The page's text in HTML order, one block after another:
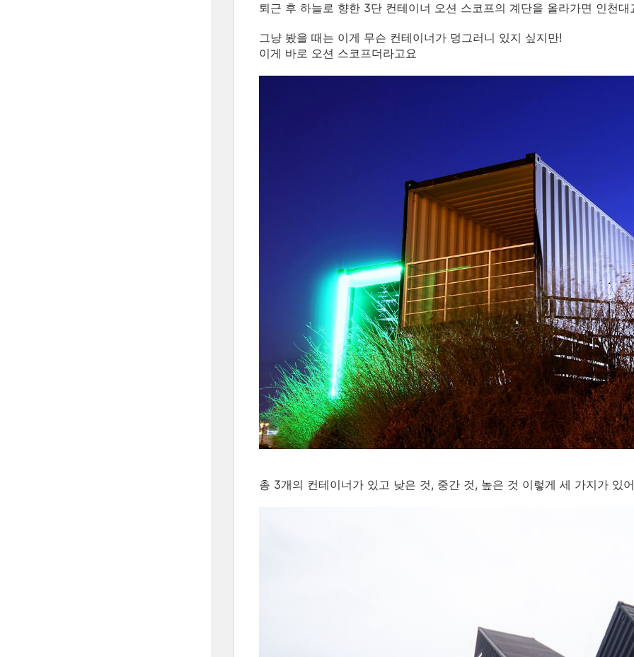
퇴근 후 하늘로 향한 3단 컨테이너 오션 스코프의 계단을 올라가면 인천
그냥 봤을 때는 이게 무슨 컨테이너가 덩그러니 있지 싶지만!
이게 바로 오션 스코프더라고요
총 3개의 컨테이너가 있고 낮은 것, 중간 것, 높은 것 이렇게 세 가지가 있